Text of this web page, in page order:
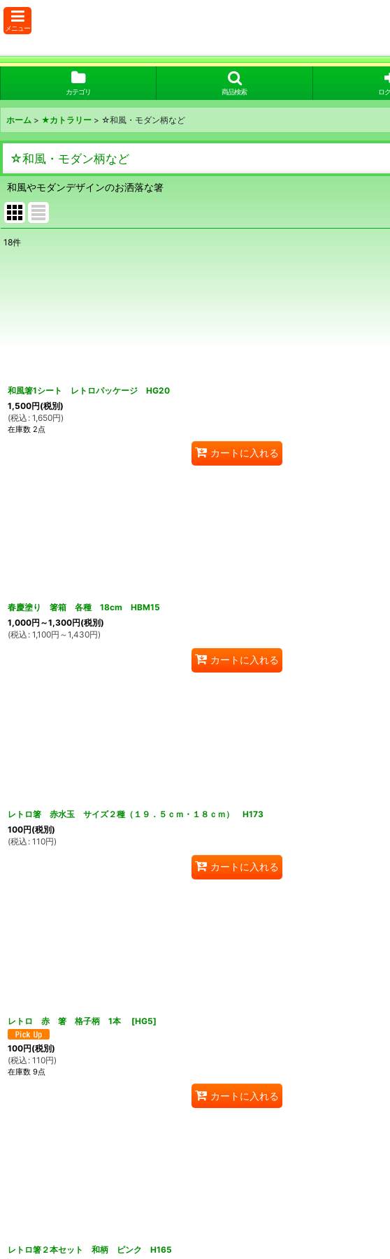
メニュー
カテゴリ 商品検索 ロ
ホーム > ★カトラリー > ☆和風・モダン柄など
☆和風・モダン柄など
和風やモダンデザインのお洒落な箸
18件
和風箸1シート レトロパッケージ HG20
1,500円(税別)
(税込 : 1,650円)
在庫数 2点
カートに入れる
春慶塗り 箸箱 各種 18cm HBM15
1,000円 ～1,300円(税別)
(税込 : 1,100円 ～1,430円)
カートに入れる
レトロ箸 赤水玉 サイズ２種（１９．５ｃｍ・１８ｃｍ） H173
100円(税別)
(税込 : 110円)
カートに入れる
レトロ 赤 箸 格子柄 1本 [HG5]
100円(税別)
(税込 : 110円)
在庫数 9点
カートに入れる
レトロ箸２本セット 和柄 ピンク H165